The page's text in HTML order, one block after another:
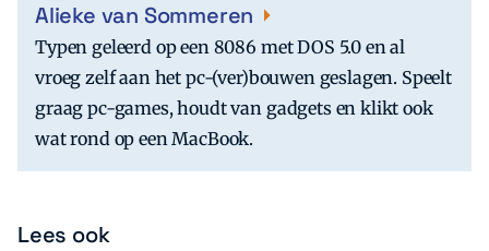
Alieke van Sommeren
Typen geleerd op een 8086 met DOS 5.0 en al
vroeg zelf aan het pc-(ver)bouwen geslagen. Speelt
graag pc-games, houdt van gadgets en klikt ook
wat rond op een MacBook.
Lees ook